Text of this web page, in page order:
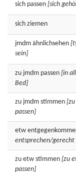
sich passen [sich
sich ziemen
jmdm ähnlichsehen
sein]
zu jmdm passen [in
Bed]
zu jmdm stimmen
passen]
etw
entsprechen/
zu etw stimmen [zu
passen]